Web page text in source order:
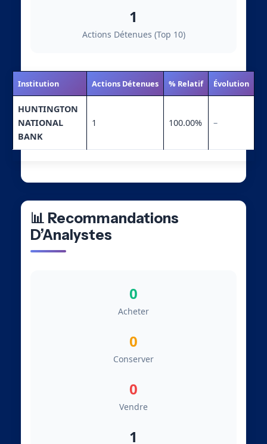
1
Actions Détenues (Top 10)
Institution Actions Détenues % Relatif Évolution
HUNTINGTON
NATIONAL
BANK
1 100.00% –
📊 Recommandations
D’Analystes
0
Acheter
0
Conserver
0
Vendre
1